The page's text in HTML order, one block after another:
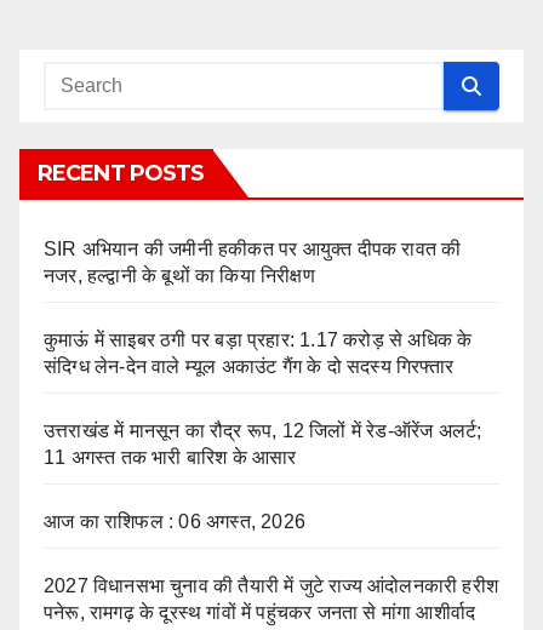
RECENT POSTS
SIR अभियान की जमीनी हकीकत पर आयुक्त दीपक रावत की
नजर, हल्द्वानी के बूथों का किया निरीक्षण
कुमाऊं में साइबर ठगी पर बड़ा प्रहार: 1.17 करोड़ से अधिक के
संदिग्ध लेन-देन वाले म्यूल अकाउंट गैंग के दो सदस्य गिरफ्तार
उत्तराखंड में मानसून का रौद्र रूप, 12 जिलों में रेड-ऑरेंज अलर्ट;
11 अगस्त तक भारी बारिश के आसार
आज का राशिफल : 06 अगस्त, 2026
2027 विधानसभा चुनाव की तैयारी में जुटे राज्य आंदोलनकारी हरीश
पनेरू, रामगढ़ के दूरस्थ गांवों में पहुंचकर जनता से मांगा आशीर्वाद